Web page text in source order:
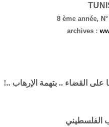
8 ème année,
archives :
الفلسطيني